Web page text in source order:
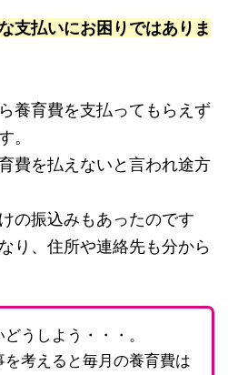
支払いにお困りではありま
養育費を支払ってもらえず
。
費を払えないと言われ途方
の振込みもあったのです
り、住所や連絡先も分から
うしよう・・・。
を考えると毎月の養育費は